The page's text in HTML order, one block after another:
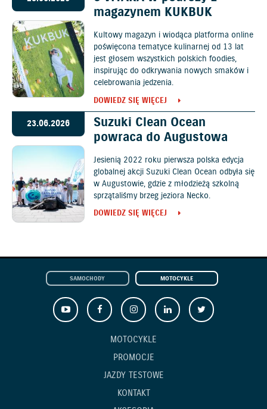
magazynem KUKBUK
Kultowy magazyn i wiodąca platforma online
poświęcona tematyce kulinarnej od 13 lat
jest głosem wszystkich polskich foodies,
inspirując do odkrywania nowych smaków i
celebrowania jedzenia.
DOWIEDZ SIĘ WIĘCEJ
23.06.2026
Suzuki Clean Ocean
powraca do Augustowa
Jesienią 2022 roku pierwsza polska edycja
globalnej akcji Suzuki Clean Ocean odbyła się
w Augustowie, gdzie z młodzieżą szkolną
sprzątaliśmy brzeg jeziora Necko.
DOWIEDZ SIĘ WIĘCEJ
SAMOCHODY MOTOCYKLE
MOTOCYKLE
PROMOCJE
JAZDY TESTOWE
KONTAKT